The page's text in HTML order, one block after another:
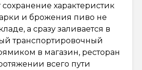
характеристик
и брожения пиво не
а сразу заливается в
транспортировочный
в магазин, ресторан
всего пути